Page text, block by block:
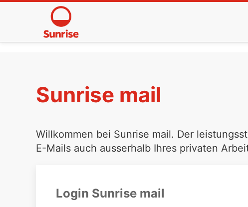
Sunrise mail
Willkommen bei Sunrise mail. Der
E-Mails auch ausserhalb Ihres privaten
Login Sunrise mail